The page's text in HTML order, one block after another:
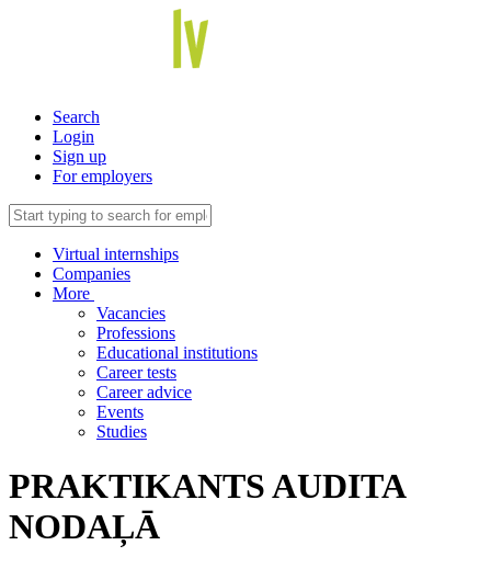
Search
Login
Sign up
For employers
Virtual internships
Companies
More
Vacancies
Professions
Educational institutions
Career tests
Career advice
Events
Studies
PRAKTIKANTS AUDITA
NODAĻĀ